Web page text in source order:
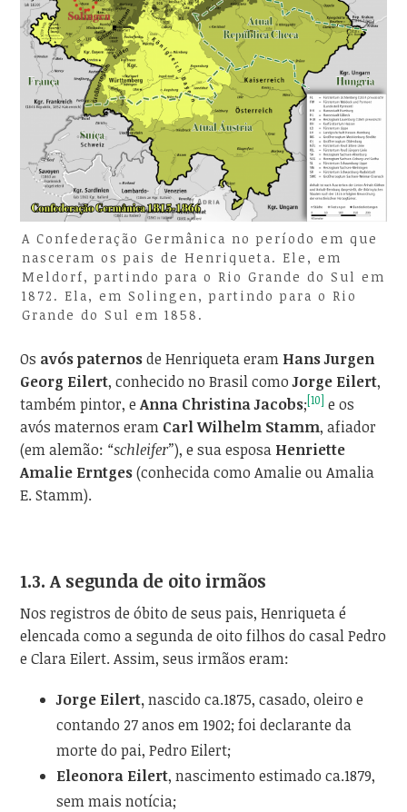
A Confederação Germânica no período em que
nasceram os pais de Henriqueta. Ele, em
Meldorf, partindo para o Rio Grande do Sul em
1872. Ela, em Solingen, partindo para o Rio
Grande do Sul em 1858.
Os avós paternosde Henriqueta eram Hans Jurgen
Georg Eilert, conhecido no Brasil comoJorge Eilert,
também pintor, eAnna Christina Jacobs;[10] e os
avós maternos eram Carl Wilhelm Stamm, afiador
(em alemão: “schleifer”), e sua esposa Henriette
Amalie Erntges(conhecida como Amalie ou Amalia
E. Stamm).
1.3. A segunda de oito irmãos
Nos registros de óbito de seus pais, Henriqueta é
elencada como a segunda de oito filhos do casal Pedro
e Clara Eilert. Assim, seus irmãos eram:
Jorge Eilert,nascido ca.1875, casado, oleiro e
contando 27 anos em 1902; foi declarante da
morte do pai, Pedro Eilert;
Eleonora Eilert, nascimento estimado ca.1879,
sem mais notícia;